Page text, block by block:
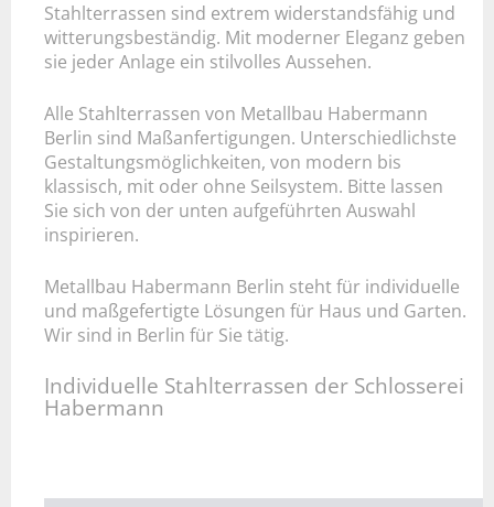
Stahlterrassen sind extrem widerstandsfähig und
witterungsbeständig. Mit moderner Eleganz geben
sie jeder Anlage ein stilvolles Aussehen.
Alle Stahlterrassen von Metallbau Habermann
Berlin sind Maßanfertigungen. Unterschiedlichste
Gestaltungsmöglichkeiten, von modern bis
klassisch, mit oder ohne Seilsystem. Bitte lassen
Sie sich von der unten aufgeführten Auswahl
inspirieren.
Metallbau Habermann Berlin steht für individuelle
und maßgefertigte Lösungen für Haus und Garten.
Wir sind in Berlin für Sie tätig.
Individuelle Stahlterrassen der Schlosserei
Habermann